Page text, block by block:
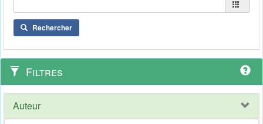
Rechercher
Filtres
Auteur